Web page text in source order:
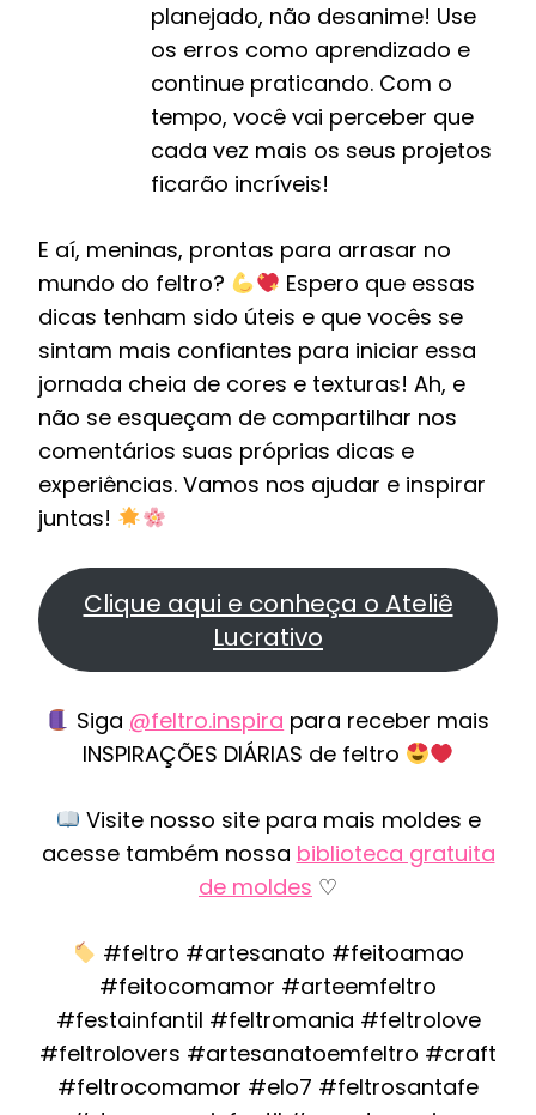
planejado, não desanime! Use
os erros como aprendizado e
continue praticando. Com o
tempo, você vai perceber que
cada vez mais os seus projetos
ficarão incríveis!
E aí, meninas, prontas para arrasar no
mundo do feltro?
Espero que essas
dicas tenham sido úteis e que vocês se
sintam mais confiantes para iniciar essa
jornada cheia de cores e texturas! Ah, e
não se esqueçam de compartilhar nos
comentários suas próprias dicas e
experiências. Vamos nos ajudar e inspirar
juntas!
Clique aqui e conheça o Ateliê
Lucrativo
Siga @feltro.inspira para receber mais
INSPIRAÇÕES DIÁRIAS de feltro
Visite nosso site para mais moldes e
acesse também nossa biblioteca gratuita
de moldes ♡
#feltro #artesanato #feitoamao
#feitocomamor #arteemfeltro
#festainfantil #feltromania #feltrolove
#feltrolovers #artesanatoemfeltro #craft
#feltrocomamor #elo7 #feltrosantafe